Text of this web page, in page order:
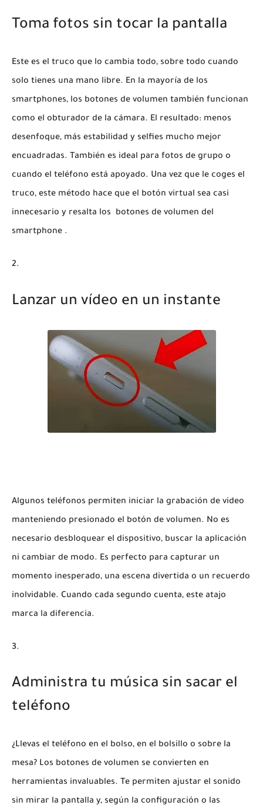
Toma fotos sin tocar la pantalla
Este es el truco que lo cambia todo, sobre todo cuando
solo tienes una mano libre. En la mayoría de los
smartphones, los botones de volumen también funcionan
como el obturador de la cámara. El resultado: menos
desenfoque, más estabilidad y selfies mucho mejor
encuadradas. También es ideal para fotos de grupo o
cuando el teléfono está apoyado. Una vez que le coges el
truco, este método hace que el botón virtual sea casi
innecesario y resalta los botones de volumen del
smartphone .
Lanzar un vídeo en un instante
Algunos teléfonos permiten iniciar la grabación de video
manteniendo presionado el botón de volumen. No es
necesario desbloquear el dispositivo, buscar la aplicación
ni cambiar de modo. Es perfecto para capturar un
momento inesperado, una escena divertida o un recuerdo
inolvidable. Cuando cada segundo cuenta, este atajo
marca la diferencia.
Administra tu música sin sacar el
teléfono
¿Llevas el teléfono en el bolso, en el bolsillo o sobre la
mesa? Los botones de volumen se convierten en
herramientas invaluables. Te permiten ajustar el sonido
sin mirar la pantalla y, según la configuración o las